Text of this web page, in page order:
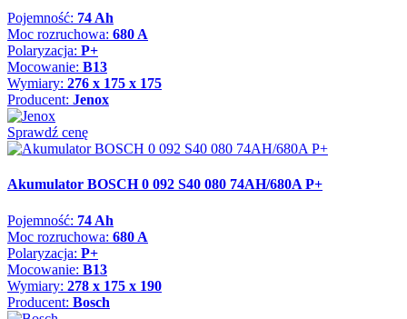
Pojemność: 74 Ah
Moc rozruchowa: 680 A
Polaryzacja: P+
Mocowanie: B13
Wymiary: 276 x 175 x 175
Producent: Jenox
Sprawdź cenę
Akumulator BOSCH 0 092 S40 080 74AH/680A P+
Pojemność: 74 Ah
Moc rozruchowa: 680 A
Polaryzacja: P+
Mocowanie: B13
Wymiary: 278 x 175 x 190
Producent: Bosch